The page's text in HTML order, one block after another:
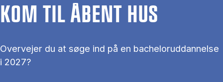
KOM TIL ÅBENT HUS
Overvejer du at søge ind på en bacheloruddannelse
i 2027?